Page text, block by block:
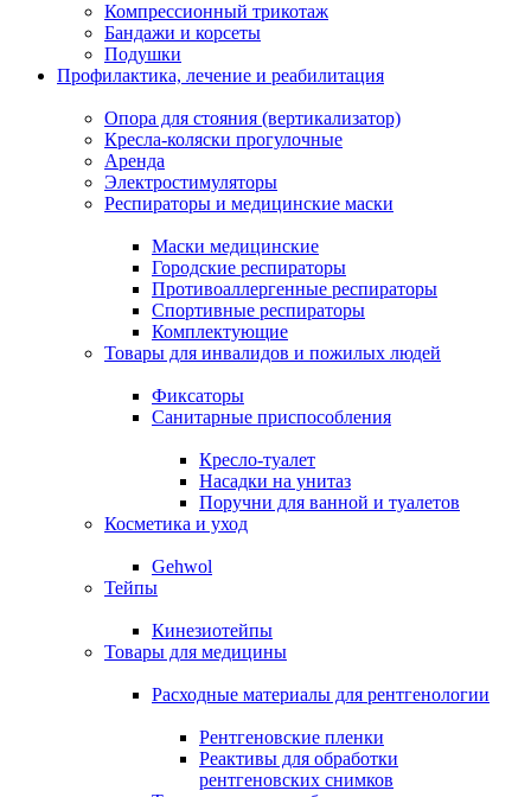
Компрессионный трикотаж
Бандажи и корсеты
Подушки
Профилактика, лечение и реабилитация
Опора для стояния (вертикализатор)
Кресла-коляски прогулочные
Аренда
Электростимуляторы
Респираторы и медицинские маски
Маски медицинские
Городские респираторы
Противоаллергенные респираторы
Спортивные респираторы
Комплектующие
Товары для инвалидов и пожилых людей
Фиксаторы
Санитарные приспособления
Кресло-туалет
Насадки на унитаз
Поручни для ванной и туалетов
Косметика и уход
Gehwol
Тейпы
Кинезиотейпы
Товары для медицины
Расходные материалы для рентгенологии
Рентгеновские пленки
Реактивы для обработки
рентгеновских снимков